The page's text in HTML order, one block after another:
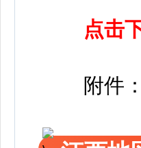
点击
附件：